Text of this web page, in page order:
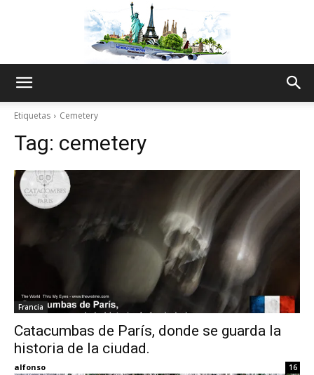
Thru
My
Etiquetas Cemetery
Tag: cemetery
Francia
Catacumbas de París, donde se guarda la
historia de la ciudad.
alfonso 16